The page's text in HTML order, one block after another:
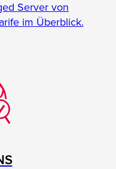
Server von
im Überblick.